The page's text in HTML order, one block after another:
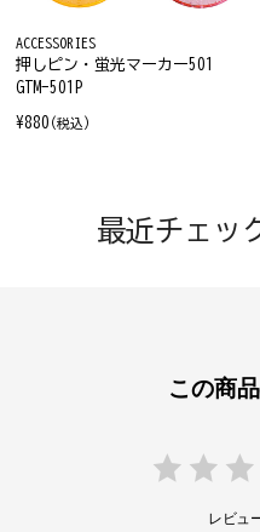
ACCESSORIES
押しピン・蛍光マーカー501
GTM-501P
¥880 (税込)
最近チェッ
この商
レビュ